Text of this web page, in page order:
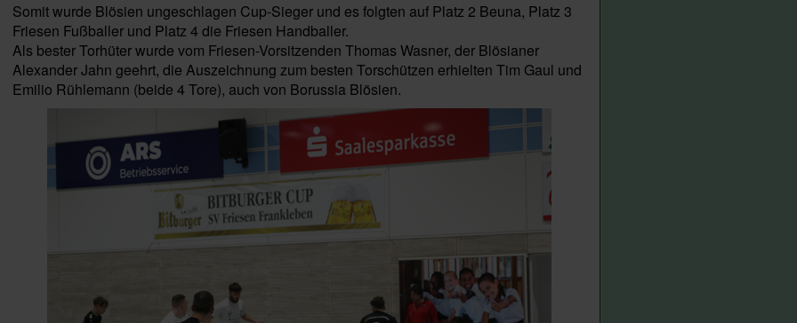
Somit wurde Blösien ungeschlagen Cup-Sieger und es folgten auf Platz 2 Beuna, Platz 3
Friesen Fußballer und Platz 4 die Friesen Handballer.
Als bester Torhüter wurde vom Friesen-Vorsitzenden Thomas Wasner, der Blösianer
Alexander Jahn geehrt, die Auszeichnung zum besten Torschützen erhielten Tim Gaul und
Emilio Rühlemann (beide 4 Tore), auch von Borussia Blösien.